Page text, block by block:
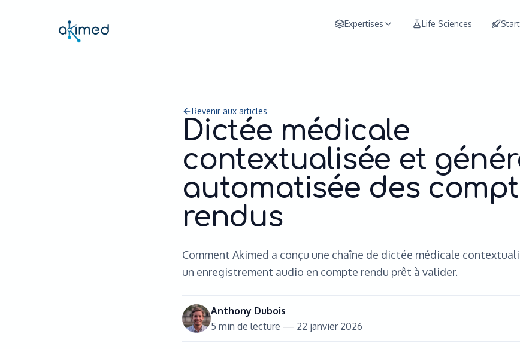
Expertises
Product Engineering
Ségur
Conseil
Life Sciences
Revenir aux articles
Dictée médicale
contextualisée et
automatisée des
rendus
Comment Akimed a conçu une chaîne de dictée médicale
un enregistrement audio en compte rendu prêt à valider.
Anthony Dubois
5 min de lecture — 22 janvier 2026